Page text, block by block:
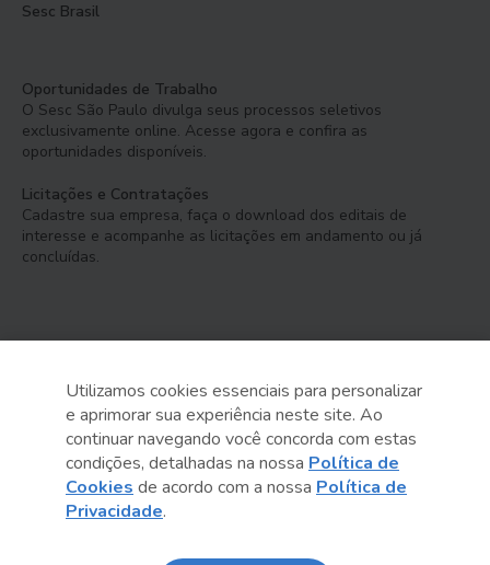
Sesc Brasil
Oportunidades de Trabalho
O Sesc São Paulo divulga seus processos seletivos
exclusivamente online. Acesse agora e confira as
oportunidades disponíveis.
Licitações e Contratações
Cadastre sua empresa, faça o download dos editais de
interesse e acompanhe as licitações em andamento ou já
concluídas.
Serviço Social do Comércio
Administração Regional no Estado de São Paulo
Sesc São Paulo por aí:
Utilizamos cookies essenciais para personalizar
e aprimorar sua experiência neste site. Ao
continuar navegando você concorda com estas
condições, detalhadas na nossa Política de
Cookies de acordo com a nossa Política de
Privacidade.